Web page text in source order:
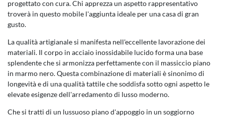
progettato con cura. Chi apprezza un aspetto rappresentativo
troverà in questo mobile l'aggiunta ideale per una casa di gran
gusto.
La qualità artigianale si manifesta nell'eccellente lavorazione dei
materiali. Il corpo in acciaio inossidabile lucido forma una base
splendente che si armonizza perfettamente con il massiccio piano
in marmo nero. Questa combinazione di materiali è sinonimo di
longevità e di una qualità tattile che soddisfa sotto ogni aspetto le
elevate esigenze dell'arredamento di lusso moderno.
Che si tratti di un lussuoso piano d'appoggio in un soggiorno